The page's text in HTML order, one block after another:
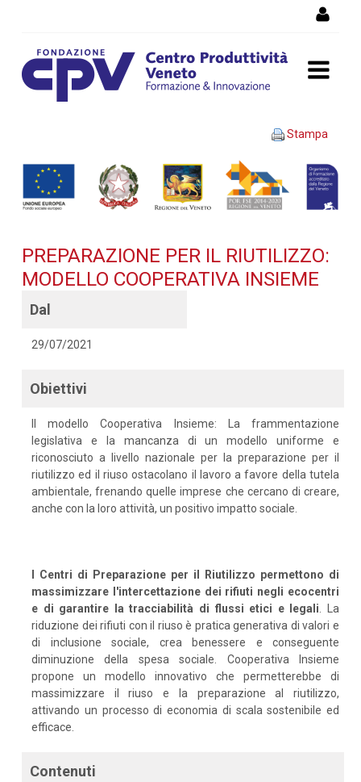
PREPARAZIONE PER IL
RIUTILIZZO: MODELLO
COOPERATIVA INSIEME -
formazione
Stampa
PREPARAZIONE PER IL RIUTILIZZO:
MODELLO COOPERATIVA INSIEME
Dal
29/07/2021
Obiettivi
Il modello Cooperativa Insieme: La frammentazione
legislativa e la mancanza di un modello uniforme e
riconosciuto a livello nazionale per la preparazione per il
riutilizzo ed il riuso ostacolano il lavoro a favore della tutela
ambientale, frenando quelle imprese che cercano di creare,
anche con la loro attività, un positivo impatto sociale.
I Centri di Preparazione per il Riutilizzo permettono di
massimizzare l'intercettazione dei rifiuti negli ecocentri
e di garantire la tracciabilità di flussi etici e legali. La
riduzione dei rifiuti con il riuso è pratica generativa di valori e
di inclusione sociale, crea benessere e conseguente
diminuzione della spesa sociale. Cooperativa Insieme
propone un modello innovativo che permetterebbe di
massimizzare il riuso e la preparazione al riutilizzo,
attivando un processo di economia di scala sostenibile ed
efficace.
Contenuti